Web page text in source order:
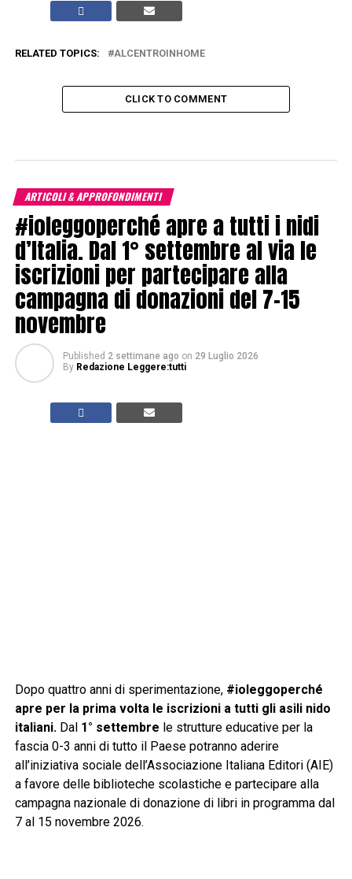
RELATED TOPICS: ALCENTROINHOME
CLICK TO COMMENT
ARTICOLI & APPROFONDIMENTI
#ioleggoperché apre a tutti i nidi
d’Italia. Dal 1° settembre al via le
iscrizioni per partecipare alla
campagna di donazioni del 7-15
novembre
Published 2 settimane ago on 29 Luglio 2026
By Redazione Leggere:tutti
Dopo quattro anni di sperimentazione, #ioleggoperché
apre per la prima volta le iscrizioni a tutti gli asili nido
italiani.Dal 1° settembre le strutture educative per la
fascia 0-3 anni di tutto il Paese potranno aderire
all’iniziativa sociale dell’Associazione Italiana Editori (AIE)
a favore delle biblioteche scolastiche e partecipare alla
campagna nazionale di donazione di libri in programma dal
7 al 15 novembre 2026.